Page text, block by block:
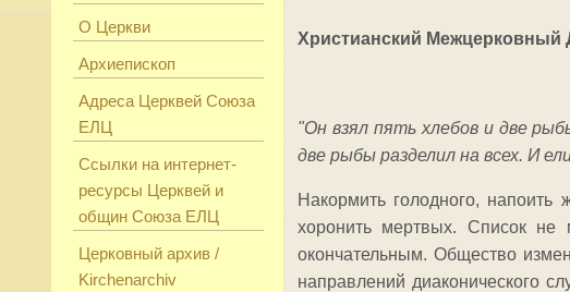
О Церкви
Архиепископ
Адреса Церквей Союза
ЕЛЦ
Ссылки на интернет-
ресурсы Церквей и
общин Союза ЕЛЦ
Церковный архив /
Kirchenarchiv
Христианский Межцерковный
"Он взял пять хлебов и две
две рыбы разделил на всех. И
Накормить голодного, напоить
хоронить мертвых. Список не
окончательным. Общество
направлений диаконического